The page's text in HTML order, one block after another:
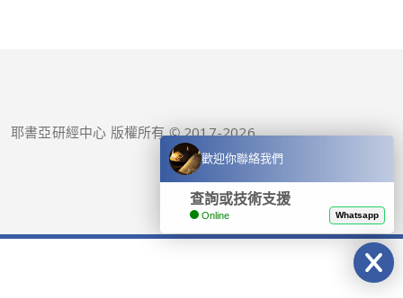
耶書亞研經中心 版權所有 © 2017-2026
歡迎你聯絡我們
查詢或技術支援
Online Whatsapp